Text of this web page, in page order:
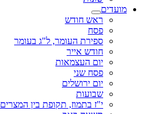
מועדים
ראש חודש
פסח
ספירת העומר, ל"ג בעומר
חודש אייר
יום העצמאות
פסח שני
יום ירושלים
שבועות
י"ז בתמוז, תקופת בין המצרים